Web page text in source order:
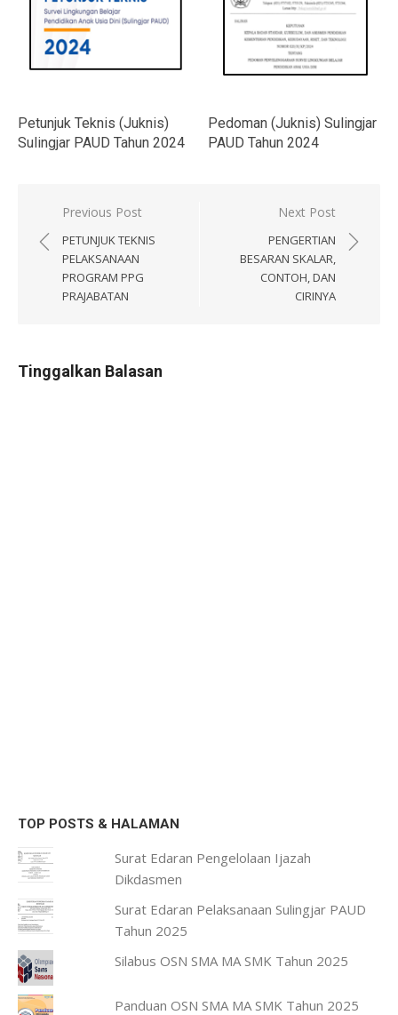
Petunjuk Teknis (Juknis)
Sulingjar PAUD Tahun 2024
Pedoman (Juknis) Sulingjar
PAUD Tahun 2024
Navigasi
pos
Previous Post
PETUNJUK TEKNIS
PELAKSANAAN
PROGRAM PPG
PRAJABATAN
Next Post
PENGERTIAN
BESARAN SKALAR,
CONTOH, DAN
CIRINYA
Tinggalkan Balasan
TOP POSTS & HALAMAN
Surat Edaran Pengelolaan Ijazah
Dikdasmen
Surat Edaran Pelaksanaan Sulingjar PAUD
Tahun 2025
Silabus OSN SMA MA SMK Tahun 2025
Panduan OSN SMA MA SMK Tahun 2025